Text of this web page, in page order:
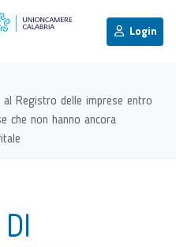
Login
principale
al Registro delle imprese entro
che non hanno ancora